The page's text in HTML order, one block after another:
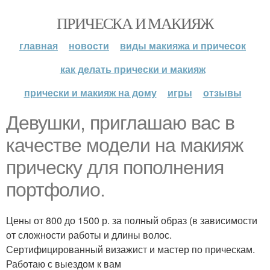
ПРИЧЕСКА И МАКИЯЖ
главная новости
виды макияжа и причесок
как делать прически и макияж
прически и макияж на дому
игры отзывы
Девушки, приглашаю вас в
качестве модели на макияж
прическу для пополнения
портфолио.
Цены от 800 до 1500 р. за полный образ (в зависимости
от сложности работы и длины волос.
Сертифицированный визажист и мастер по прическам.
Работаю с выездом к вам